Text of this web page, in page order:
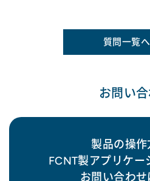
質問一覧
お問い
製品の操作
FCNT製アプリケー
お問い合わせ